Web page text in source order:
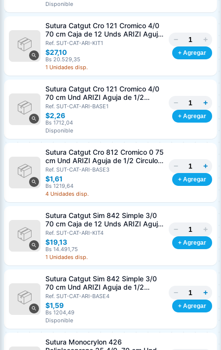
Disponible
Sutura Catgut Cro 121 Cromico 4/0
70 cm Caja de 12 Unds ARIZI Aguja
de 1/2 Circulo Punta Conica 26 mm
Ref. SUT-CAT-ARI-KIT1
$27,10
Bs 20.529,35
1 Unidades disp.
− +
+ Agregar
Sutura Catgut Cro 121 Cromico 4/0
70 cm Und ARIZI Aguja de 1/2
Circulo Punta Conica 26 mm
Ref. SUT-CAT-ARI-BASE1
$2,26
Bs 1712,04
Disponible
− +
+ Agregar
Sutura Catgut Cro 812 Cromico 0 75
cm Und ARIZI Aguja de 1/2 Circulo
Punta Conica 37 mm
Ref. SUT-CAT-ARI-BASE3
$1,61
Bs 1219,64
4 Unidades disp.
− +
+ Agregar
Sutura Catgut Sim 842 Simple 3/0
70 cm Caja de 12 Unds ARIZI Aguja
de 1/2 Circulo Punta Conica 36 mm
Ref. SUT-CAT-ARI-KIT4
$19,13
Bs 14.491,75
1 Unidades disp.
− +
+ Agregar
Sutura Catgut Sim 842 Simple 3/0
70 cm Und ARIZI Aguja de 1/2
Circulo Punta Conica 36 mm
Ref. SUT-CAT-ARI-BASE4
$1,59
Bs 1204,49
Disponible
− +
+ Agregar
Sutura Monocrylon 426